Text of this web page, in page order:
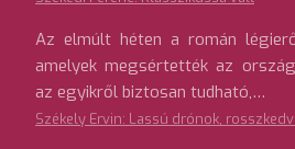
Az elmúlt héten a román
amelyek megsértették az
az egyikről biztosan tudható,…
Székely Ervin: Lassú drónok,